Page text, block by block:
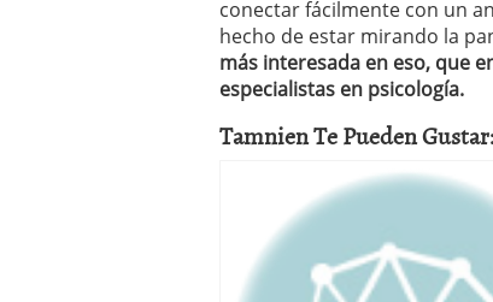
conectar fácilmente con un
hecho de estar mirando la
más interesada en eso, que
especialistas en psicología.
Tamnien Te Pueden